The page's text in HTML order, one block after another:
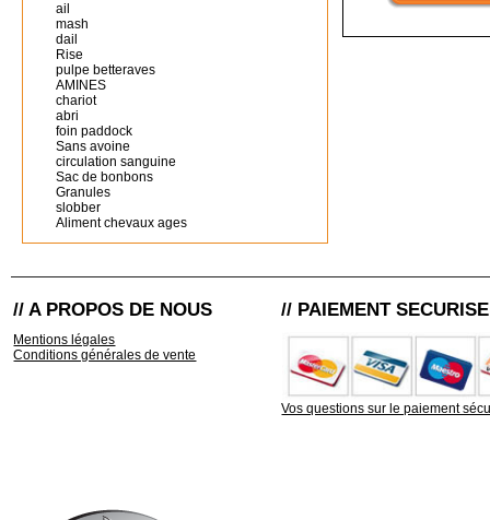
ail
mash
dail
Rise
pulpe betteraves
AMINES
chariot
abri
foin paddock
Sans avoine
circulation sanguine
Sac de bonbons
Granules
slobber
Aliment chevaux ages
// A PROPOS DE NOUS
Mentions légales
Conditions générales de vente
// PAIEMENT SECURISE
Vos questions sur le paiement